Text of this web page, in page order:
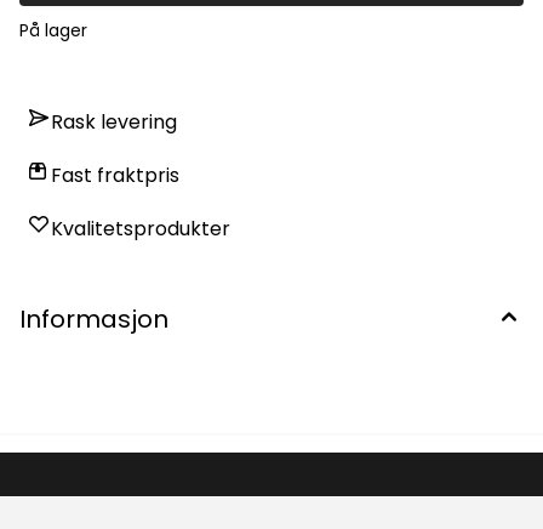
På lager
Rask levering
Fast fraktpris
Kvalitetsprodukter
Informasjon